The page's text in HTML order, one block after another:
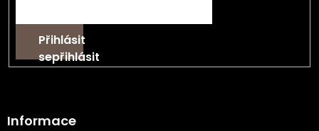
Přihlásit
se
Informace